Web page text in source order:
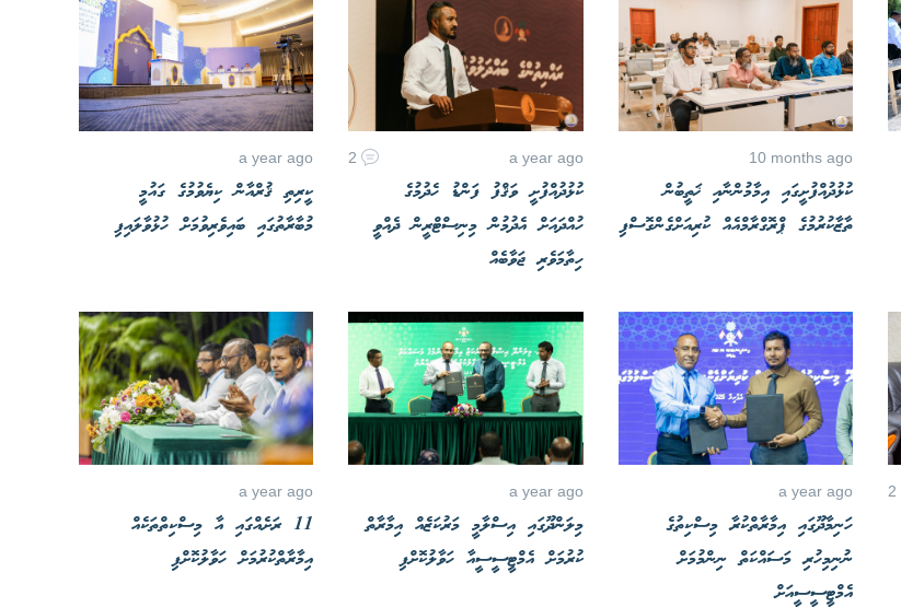
10 months ago
ކުޅުދުއްފުށީގައި އިމާމުންނާއި ޚަތީބުން
ތާޒާކުރުމުގެ ޕްރޮގްރާމްއެއް ކުރިއަށްގެންގޮސްފި
a year ago
2
ކުޅުދުއްފުށީ ވަޤްފު ފަންޑު ހެދުމުގެ
ހުއްދައަށް އެދުމުން މިނިސްޓްރީން ދެއްވީ
ހިތާމަވެރި ޖަވާބެއް
a year ago
ކީރިތި ޤުރްއާން ކިޔެވުމުގެ ގައުމީ
މުބާރާތުގައި ބައިވެރިވުމަށް ހުޅުވާލައިފި
2
a year ago
ހަނިމާދޫގައި އިމާރާތްކުރާ މިސްކިތުގެ
ނުނިމިހުރި މަސައްކަތް ނިންމުމަށް
އެމްޓީސީސީއަށް
a year ago
މިލަންދޫގައި އިސްލާމީ މަރުކަޒެއް އިމާރާތް
ކުރުމަށް އެމްޓީސީސީއާ ހަވާލުކޮށްފި
a year ago
11 ރަށެއްގައި އާ މިސްކިތްތަކެއް
އިމާރާތްކުރުމަށް ހަވާލުކޮށްފި